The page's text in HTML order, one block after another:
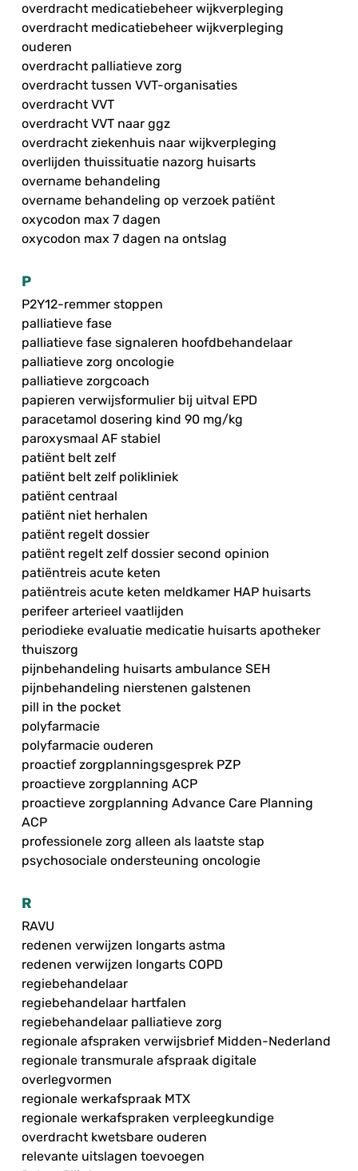
overdracht medicatiebeheer wijkverpleging
overdracht medicatiebeheer wijkverpleging
ouderen
overdracht palliatieve zorg
overdracht tussen VVT-organisaties
overdracht VVT
overdracht VVT naar ggz
overdracht ziekenhuis naar wijkverpleging
overlijden thuissituatie nazorg huisarts
overname behandeling
overname behandeling op verzoek patiënt
oxycodon max 7 dagen
oxycodon max 7 dagen na ontslag
P
P2Y12-remmer stoppen
palliatieve fase
palliatieve fase signaleren hoofdbehandelaar
palliatieve zorg oncologie
palliatieve zorgcoach
papieren verwijsformulier bij uitval EPD
paracetamol dosering kind 90 mg/kg
paroxysmaal AF stabiel
patiënt belt zelf
patiënt belt zelf polikliniek
patiënt centraal
patiënt niet herhalen
patiënt regelt dossier
patiënt regelt zelf dossier second opinion
patiëntreis acute keten
patiëntreis acute keten meldkamer HAP huisarts
perifeer arterieel vaatlijden
periodieke evaluatie medicatie huisarts apotheker
thuiszorg
pijnbehandeling huisarts ambulance SEH
pijnbehandeling nierstenen galstenen
pill in the pocket
polyfarmacie
polyfarmacie ouderen
proactief zorgplanningsgesprek PZP
proactieve zorgplanning ACP
proactieve zorgplanning Advance Care Planning
ACP
professionele zorg alleen als laatste stap
psychosociale ondersteuning oncologie
R
RAVU
redenen verwijzen longarts astma
redenen verwijzen longarts COPD
regiebehandelaar
regiebehandelaar hartfalen
regiebehandelaar palliatieve zorg
regionale afspraken verwijsbrief Midden-Nederland
regionale transmurale afspraak digitale
overlegvormen
regionale werkafspraak MTX
regionale werkafspraken verpleegkundige
overdracht kwetsbare ouderen
relevante uitslagen toevoegen